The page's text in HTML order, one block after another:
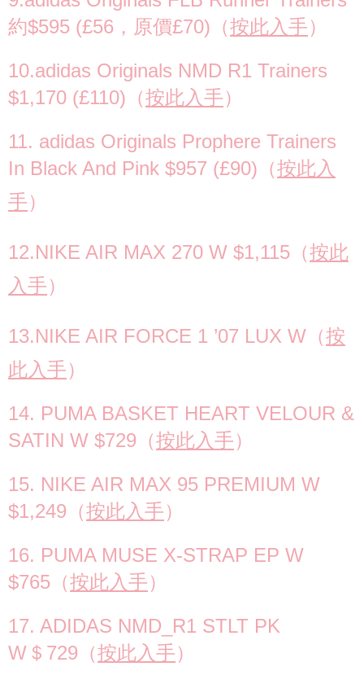
約$595 (£56，原價£70)（按此入手）
10.adidas Originals NMD R1 Trainers
$1,170 (£110)（按此入手）
11. adidas Originals Prophere Trainers
In Black And Pink $957 (£90)（按此入
手）
12.NIKE AIR MAX 270 W $1,115（按此
入手）
13.NIKE AIR FORCE 1 ’07 LUX W（按
此入手）
14. PUMA BASKET HEART VELOUR &
SATIN W $729（按此入手）
15. NIKE AIR MAX 95 PREMIUM W
$1,249（按此入手）
16. PUMA MUSE X-STRAP EP W
$765（按此入手）
17. ADIDAS NMD_R1 STLT PK
W＄729（按此入手）